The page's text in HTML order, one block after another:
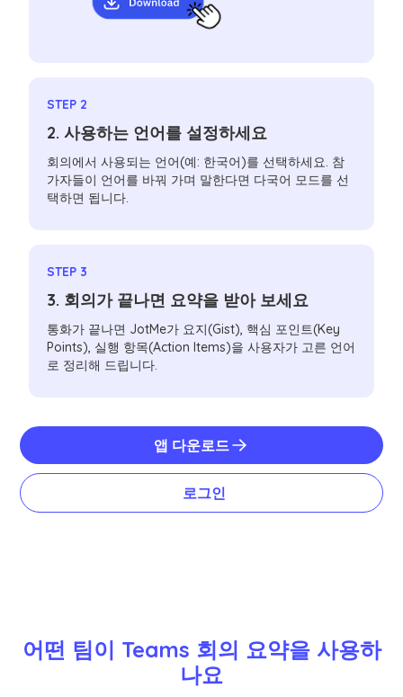
STEP 2
2. 사용하는 언어를 설정하세요
회의에서 사용되는 언어(예: 한국어)를 선택하세요. 참
가자들이 언어를 바꿔 가며 말한다면 다국어 모드를 선
택하면 됩니다.
STEP 3
3. 회의가 끝나면 요약을 받아 보세요
통화가 끝나면 JotMe가 요지(Gist), 핵심 포인트(Key
Points), 실행 항목(Action Items)을 사용자가 고른 언어
로 정리해 드립니다.
앱 다운로드
로그인
어떤 팀이 Teams 회의 요약을 사용하
나요